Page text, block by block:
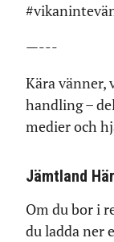
—---
Kära vänner,
handling –
medier och
Jämtland
Om du bor i
du ladda ner